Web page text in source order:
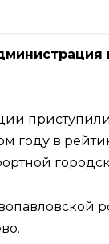
приступили
году в